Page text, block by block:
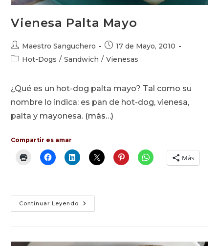
Vienesa Palta Mayo
Autor
de
Maestro Sanguchero
Publicación
de
17 de Mayo, 2010
Categoría
entrada:
Hot-Dogs / Sandwich / Vienesas
¿Qué es un hot-dog palta mayo? Tal como su
nombre lo indica: es pan de hot-dog, vienesa,
palta y mayonesa. (más…)
Compartir es amar
Más
Continuar Leyendo Vienesa
Palta